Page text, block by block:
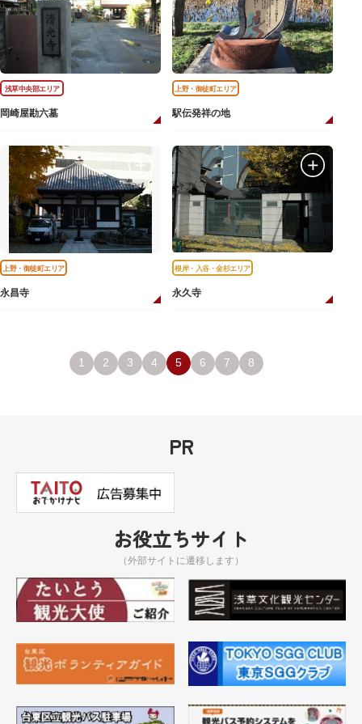
浅草中央部エリア
岡崎屋勘六墓
上野・御徒町エリア
駅伝発祥の地
上野・御徒町エリア
永昌寺
根岸・入谷・金杉エリア
永久寺
1 2 3 4 5 6 7 8
PR
お役立ちサイト
（外部サイトに遷移します）